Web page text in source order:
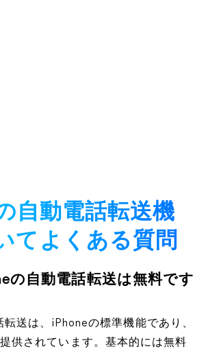
自動電話転送機
てよくある質問
の自動電話転送は無料です
送は、iPhoneの標準機能であり、
供されています。基本的には無料